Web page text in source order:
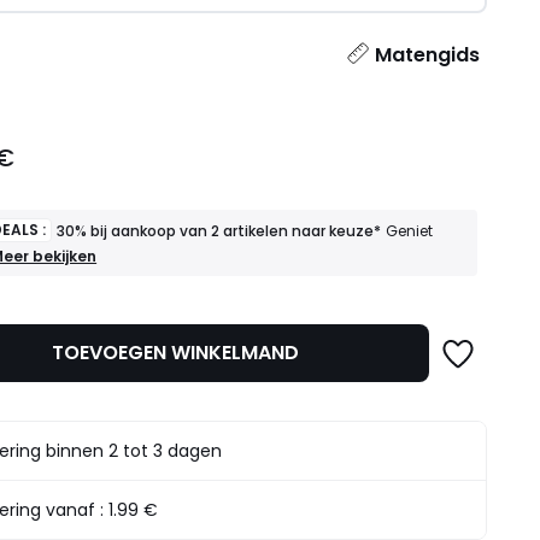
Matengids
: 30% bij aankoop van 2 artikelen naar keuze* Geniet
aankoop
naar
ervan
bekijken
TOEVOEGEN WINKELMAND
binnen 2 tot 3 dagen
vanaf :1.99 €